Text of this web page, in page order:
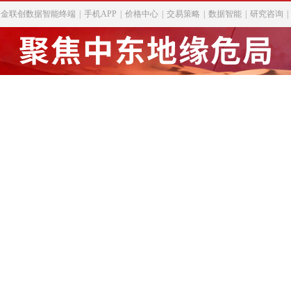
金联创数据智能终端 手机APP 价格中心 交易策略 数据智能 研究咨询